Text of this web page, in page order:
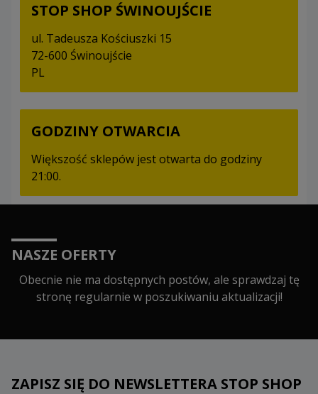
STOP SHOP ŚWINOUJŚCIE
ul. Tadeusza Kościuszki 15
72-600 Świnoujście
PL
GODZINY OTWARCIA
Większość sklepów jest otwarta do godziny
21:00.
NASZE OFERTY
Obecnie nie ma dostępnych postów, ale sprawdzaj tę
stronę regularnie w poszukiwaniu aktualizacji!
ZAPISZ SIĘ DO NEWSLETTERA STOP SHOP